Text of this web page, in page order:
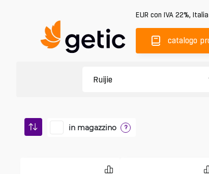
EUR con IVA 22%, Italia
catalogo
in magazzino ?